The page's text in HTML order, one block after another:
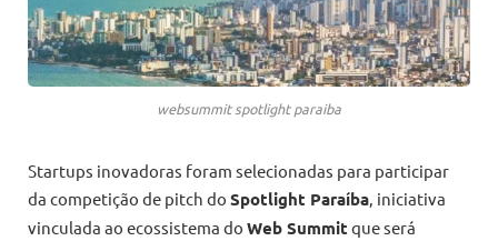
websummit spotlight paraiba
Startups inovadoras foram selecionadas para participar
da competição de pitch do Spotlight Paraíba, iniciativa
vinculada ao ecossistema do Web Summit que será